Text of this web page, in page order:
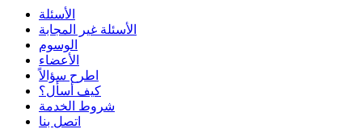
الأسئلة
الأسئلة غير المجابة
الوسوم
الأعضاء
اطرح سؤالاً
كيف أسأل؟
شروط الخدمة
اتصل بنا